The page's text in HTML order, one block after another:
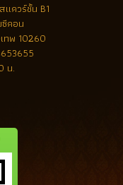
แควร์ชั้น B1
คอน
ทพ 10260
น.